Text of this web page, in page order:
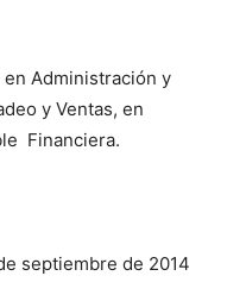
Administración y
y Ventas, en
Financiera.
septiembre de 2014